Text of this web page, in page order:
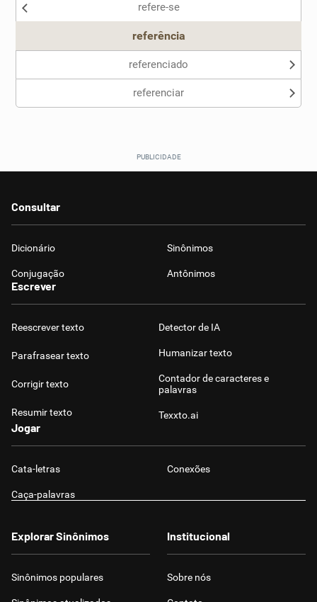
refere-se
referência
referenciado
referenciar
Consultar
Dicionário Sinônimos
Conjugação Antônimos
Escrever
Reescrever texto
Parafrasear texto
Corrigir texto
Resumir texto
Detector de IA
Humanizar texto
Contador de caracteres e
palavras
Texxto.ai
Jogar
Cata-letras Conexões
Caça-palavras
Explorar Sinônimos
Sinônimos populares
Institucional
Sobre nós